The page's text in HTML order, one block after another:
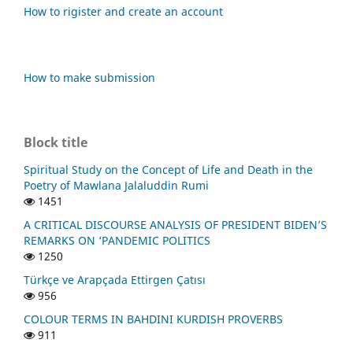
How to rigister and create an account
How to make submission
Block title
Spiritual Study on the Concept of Life and Death in the
Poetry of Mawlana Jalaluddin Rumi
1451
A CRITICAL DISCOURSE ANALYSIS OF PRESIDENT BIDEN’S
REMARKS ON ‘PANDEMIC POLITICS
1250
Türkçe ve Arapçada Ettirgen Çatısı
956
COLOUR TERMS IN BAHDINI KURDISH PROVERBS
911